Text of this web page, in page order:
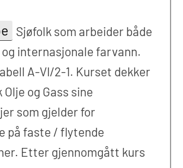
Sjøfolk som arbeider både
internasjonale farvann.
A-VI/2-1. Kurset dekker
og Gass sine
som gjelder for
på faste / flytende
Etter gjennomgått kurs